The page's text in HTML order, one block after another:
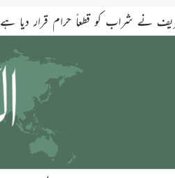
نے شراب کو قطعاً حرام قرار دیا ہے